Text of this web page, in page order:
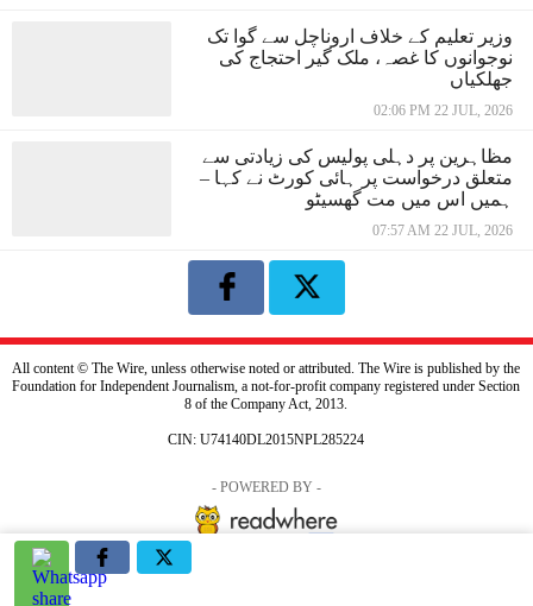
وزیر تعلیم کے خلاف اروناچل سے گوا تک
نوجوانوں کا غصہ، ملک گیر احتجاج کی
جھلکیاں
02:06 PM 22 JUL, 2026
مظاہرین پر دہلی پولیس کی زیادتی سے
متعلق درخواست پر ہائی کورٹ نے کہا –
ہمیں اس میں مت گھسیٹو
07:57 AM 22 JUL, 2026
All content © The Wire, unless otherwise noted or attributed. The Wire is published by the
Foundation for Independent Journalism, a not-for-profit company registered under Section
8 of the Company Act, 2013.
CIN: U74140DL2015NPL285224
- POWERED BY -